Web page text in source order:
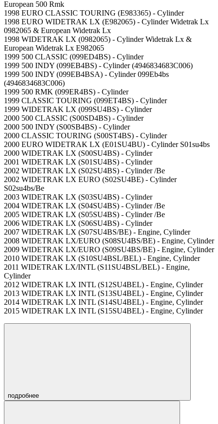
European 500 Rmk
1998 EURO CLASSIC TOURING (E983365) - Cylinder
1998 EURO WIDETRAK LX (E982065) - Cylinder Widetrak Lx
0982065 & European Widetrak Lx
1998 WIDETRAK LX (0982065) - Cylinder Widetrak Lx &
European Widetrak Lx E982065
1999 500 CLASSIC (099ED4BS) - Cylinder
1999 500 INDY (099EB4BS) - Cylinder (4946834683C006)
1999 500 INDY (099EB4BSA) - Cylinder 099Eb4bs
(4946834683C006)
1999 500 RMK (099ER4BS) - Cylinder
1999 CLASSIC TOURING (099ET4BS) - Cylinder
1999 WIDETRAK LX (099SU4BS) - Cylinder
2000 500 CLASSIC (S00SD4BS) - Cylinder
2000 500 INDY (S00SB4BS) - Cylinder
2000 CLASSIC TOURING (S00ST4BS) - Cylinder
2000 EURO WIDETRAK LX (E01SU4BU) - Cylinder S01su4bs
2000 WIDETRAK LX (S00SU4BS) - Cylinder
2001 WIDETRAK LX (S01SU4BS) - Cylinder
2002 WIDETRAK LX (S02SU4BS) - Cylinder /Be
2002 WIDETRAK LX EURO (S02SU4BE) - Cylinder
S02su4bs/Be
2003 WIDETRAK LX (S03SU4BS) - Cylinder
2004 WIDETRAK LX (S04SU4BS) - Cylinder /Be
2005 WIDETRAK LX (S05SU4BS) - Cylinder /Be
2006 WIDETRAK LX (S06SU4BS) - Cylinder
2007 WIDETRAK LX (S07SU4BS/BE) - Engine, Cylinder
2008 WIDETRAK LX/EURO (S08SU4BS/BE) - Engine, Cylinder
2009 WIDETRAK LX/EURO (S09SU4BS/BE) - Engine, Cylinder
2010 WIDETRAK LX (S10SU4BSL/BEL) - Engine, Cylinder
2011 WIDETRAK LX/INTL (S11SU4BSL/BEL) - Engine,
Cylinder
2012 WIDETRAK LX INTL (S12SU4BEL) - Engine, Cylinder
2013 WIDETRAK LX INTL (S13SU4BEL) - Engine, Cylinder
2014 WIDETRAK LX INTL (S14SU4BEL) - Engine, Cylinder
2015 WIDETRAK LX INTL (S15SU4BEL) - Engine, Cylinder
подробнее